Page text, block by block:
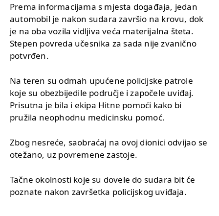
Prema informacijama s mjesta događaja, jedan
automobil je nakon sudara završio na krovu, dok
je na oba vozila vidljiva veća materijalna šteta.
Stepen povreda učesnika za sada nije zvanično
potvrđen.
Na teren su odmah upućene policijske patrole
koje su obezbijedile područje i započele uviđaj.
Prisutna je bila i ekipa Hitne pomoći kako bi
pružila neophodnu medicinsku pomoć.
Zbog nesreće, saobraćaj na ovoj dionici odvijao se
otežano, uz povremene zastoje.
Tačne okolnosti koje su dovele do sudara bit će
poznate nakon završetka policijskog uviđaja.